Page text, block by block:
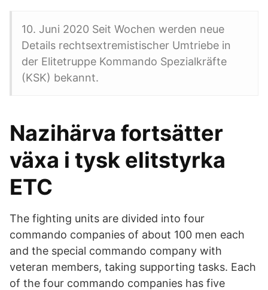
10. Juni 2020 Seit Wochen werden neue
Details rechtsextremistischer Umtriebe in
der Elitetruppe Kommando Spezialkräfte
(KSK) bekannt.
Nazihärva fortsätter
växa i tysk elitstyrka
ETC
The fighting units are divided into four
commando companies of about 100 men each
and the special commando company with
veteran members, taking supporting tasks. Each
of the four commando companies has five